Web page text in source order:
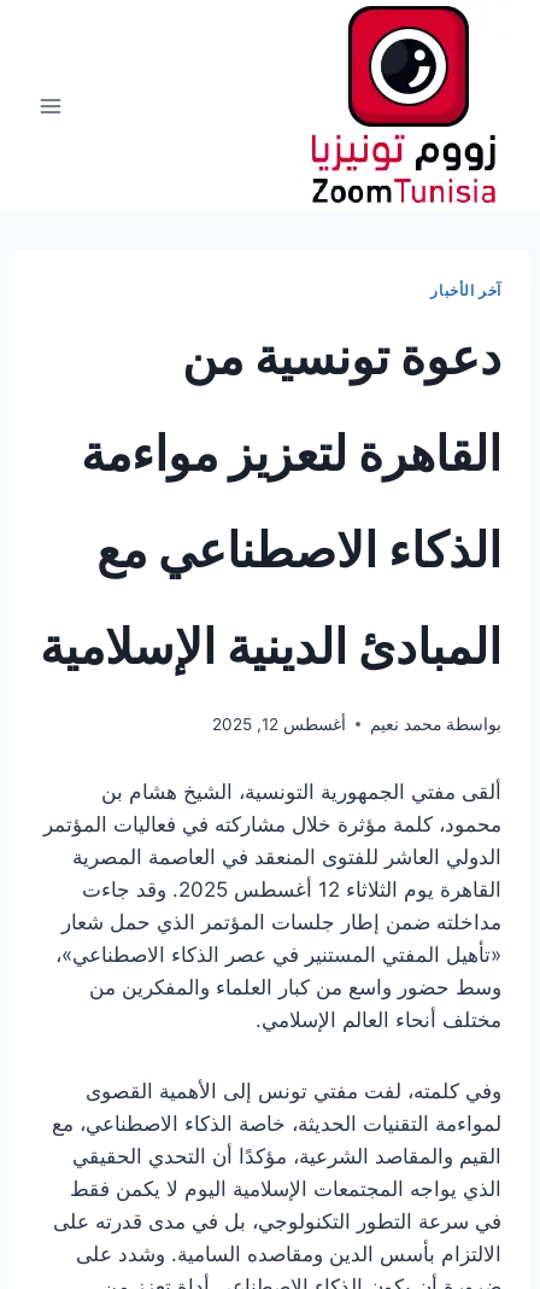
آخر الأخبار
دعوة تونسية من
القاهرة لتعزيز مواءمة
الذكاء الاصطناعي مع
المبادئ الدينية الإسلامية
بواسطة محمد نعيم أغسطس 12, 2025
ألقى مفتي الجمهورية التونسية، الشيخ هشام بن
محمود، كلمة مؤثرة خلال مشاركته في فعاليات المؤتمر
الدولي العاشر للفتوى المنعقد في العاصمة المصرية
القاهرة يوم الثلاثاء 12 أغسطس 2025. وقد جاءت
مداخلته ضمن إطار جلسات المؤتمر الذي حمل شعار
«تأهيل المفتي المستنير في عصر الذكاء الاصطناعي»،
وسط حضور واسع من كبار العلماء والمفكرين من
مختلف أنحاء العالم الإسلامي.
وفي كلمته، لفت مفتي تونس إلى الأهمية القصوى
لمواءمة التقنيات الحديثة، خاصة الذكاء الاصطناعي، مع
القيم والمقاصد الشرعية، مؤكدًا أن التحدي الحقيقي
الذي يواجه المجتمعات الإسلامية اليوم لا يكمن فقط
في سرعة التطور التكنولوجي، بل في مدى قدرته على
الالتزام بأسس الدين ومقاصده السامية. وشدد على